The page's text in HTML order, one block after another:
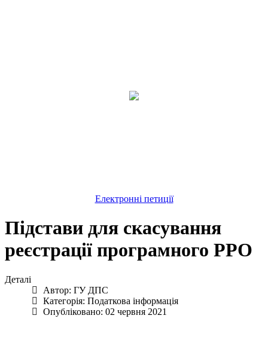
Електронні петиції
Підстави для скасування
реєстрації програмного РРО
Деталі
Автор: ГУ ДПС
Категорія: Податкова інформація
Опубліковано: 02 червня 2021